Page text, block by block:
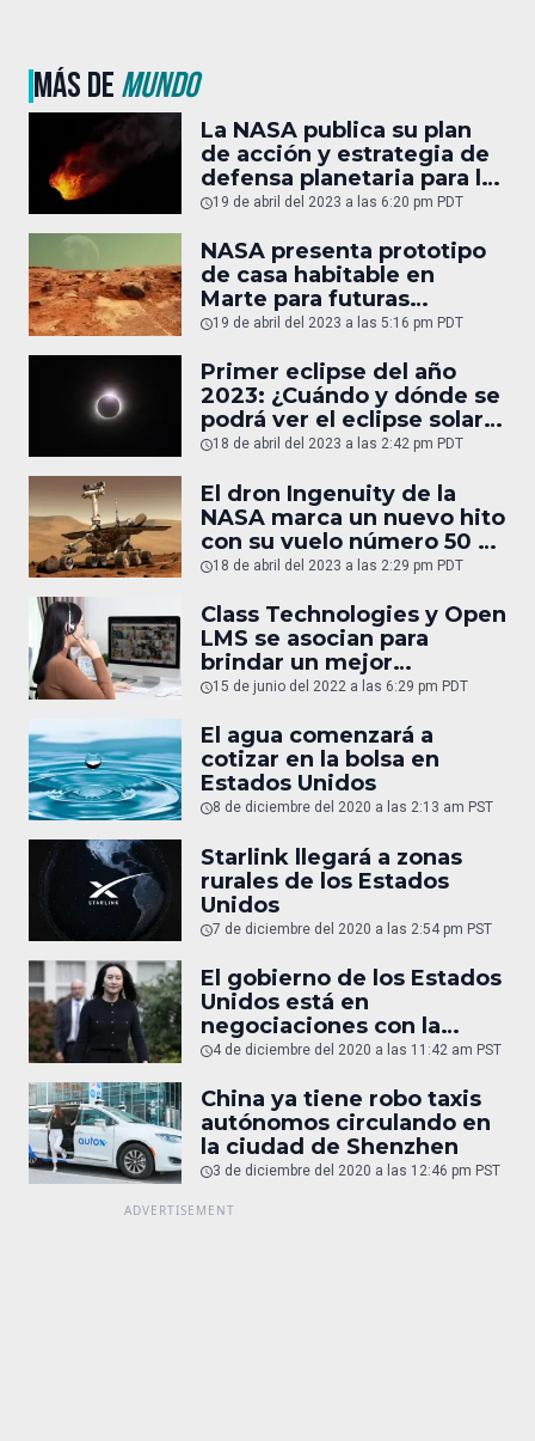
MÁS DEMUNDO
La NASA publica su plan
de acción y estrategia de
defensa planetaria para la
próxima década
19 de abril del 2023 a las 6:20 pm PDT
NASA presenta prototipo
de casa habitable en
Marte para futuras
misiones espaciales
19 de abril del 2023 a las 5:16 pm PDT
Primer eclipse del año
2023: ¿Cuándo y dónde se
podrá ver el eclipse solar
híbrido?
18 de abril del 2023 a las 2:42 pm PDT
El dron Ingenuity de la
NASA marca un nuevo hito
con su vuelo número 50 en
Marte.
18 de abril del 2023 a las 2:29 pm PDT
Class Technologies y Open
LMS se asocian para
brindar un mejor
aprendizaje
15 de junio del 2022 a las 6:29 pm PDT
El agua comenzará a
cotizar en la bolsa en
Estados Unidos
8 de diciembre del 2020 a las 2:13 am PST
Starlink llegará a zonas
rurales de los Estados
Unidos
7 de diciembre del 2020 a las 2:54 pm PST
El gobierno de los Estados
Unidos está en
negociaciones con la
directora financiera de
regresar a China
4 de diciembre del 2020 a las 11:42 am PST
China ya tiene robo taxis
autónomos circulando en
la ciudad de Shenzhen
3 de diciembre del 2020 a las 12:46 pm PST